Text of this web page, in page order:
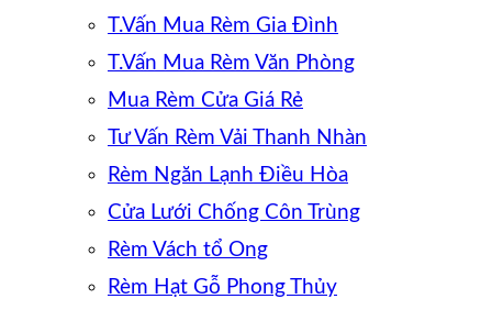
T.Vấn Mua Rèm Gia Đình
T.Vấn Mua Rèm Văn Phòng
Mua Rèm Cửa Giá Rẻ
Tư Vấn Rèm Vải Thanh Nhàn
Rèm Ngăn Lạnh Điều Hòa
Cửa Lưới Chống Côn Trùng
Rèm Vách tổ Ong
Rèm Hạt Gỗ Phong Thủy